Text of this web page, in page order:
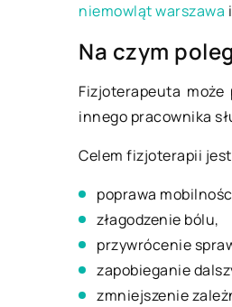
niemowląt warszawa
Na czym
Fizjoterapeuta
innego pracownika
Celem fizjoterapii
poprawa
złagodzenie bólu,
przywrócenie
zapobieganie
zmniejszenie